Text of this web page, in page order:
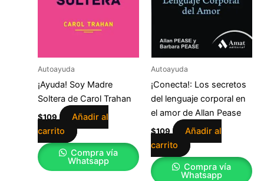
Autoayuda
¡Ayuda! Soy Madre
Soltera de Carol Trahan
$109
Añadir al
carrito
Compra vía
Whatsapp
Autoayuda
¡Conecta!: Los secretos
del lenguaje corporal en
el amor de Allan Pease
$109
Añadir al
carrito
Compra vía
Whatsapp